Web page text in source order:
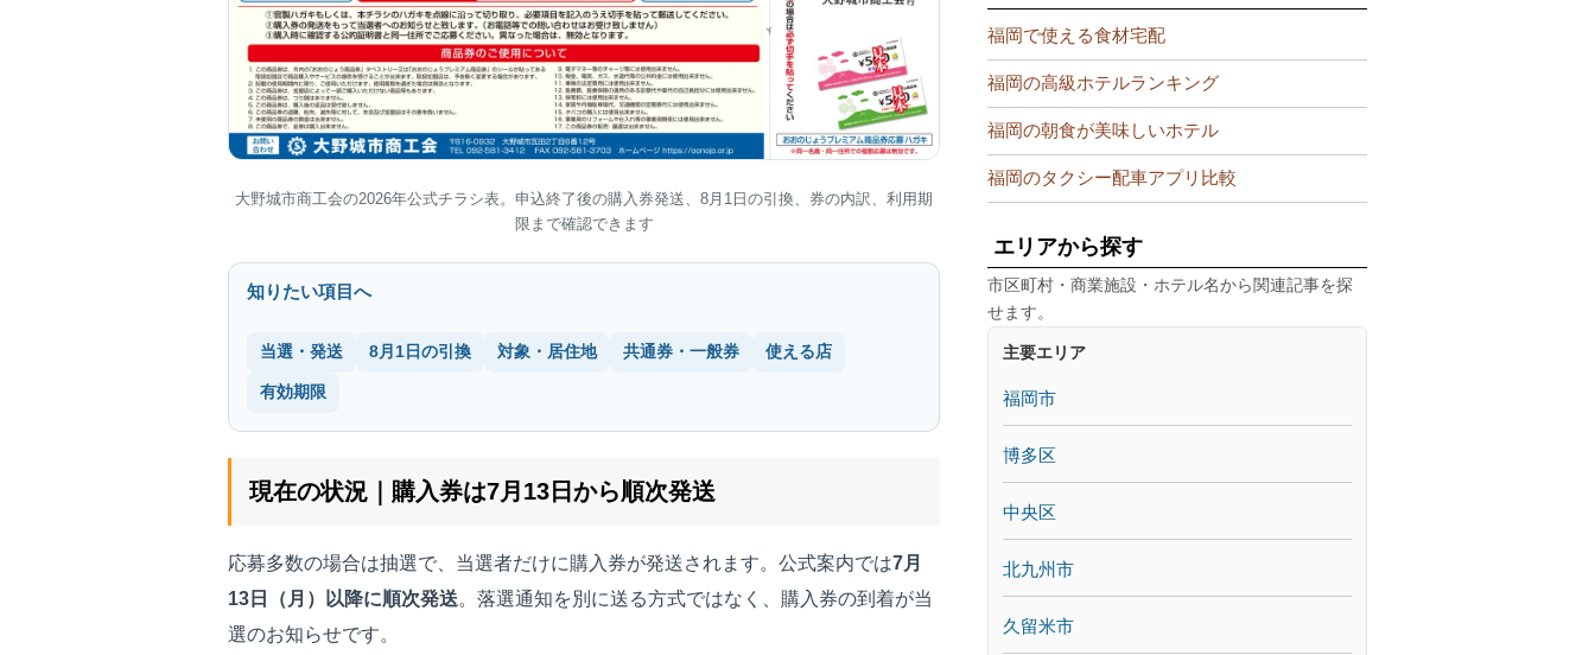
大野城市商工会の2026年公式チラシ表。申込終了後の購入券発送、8月1日の引換、券の内訳、利用期
限まで確認できます
知りたい項目へ
当選・発送 8月1日の引換 対象・居住地 共通券・一般券 使える店
有効期限
現在の状況｜購入券は7月13日から順次発送
応募多数の場合は抽選で、当選者だけに購入券が発送されます。公式案内では7月
13日（月）以降に順次発送。落選通知を別に送る方式ではなく、購入券の到着が当
選のお知らせです。
福岡で使える食材宅配
福岡の高級ホテルランキング
福岡の朝食が美味しいホテル
福岡のタクシー配車アプリ比較
エリアから探す
市区町村・商業施設・ホテル名から関連記事を探
せます。
主要エリア
福岡市
博多区
中央区
北九州市
久留米市